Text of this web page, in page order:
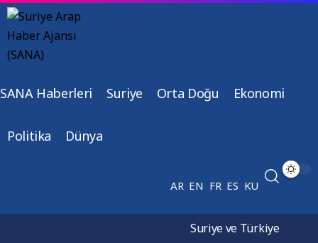
SANA Haberleri Suriye Orta Doğu Ekonomi
Politika Dünya
AR EN FR ES KU
Suriye ve Türkiye